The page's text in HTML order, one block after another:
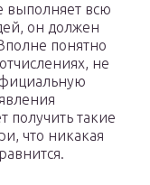
выполняет всю
он должен
понятно
не
получить такие
что никакая